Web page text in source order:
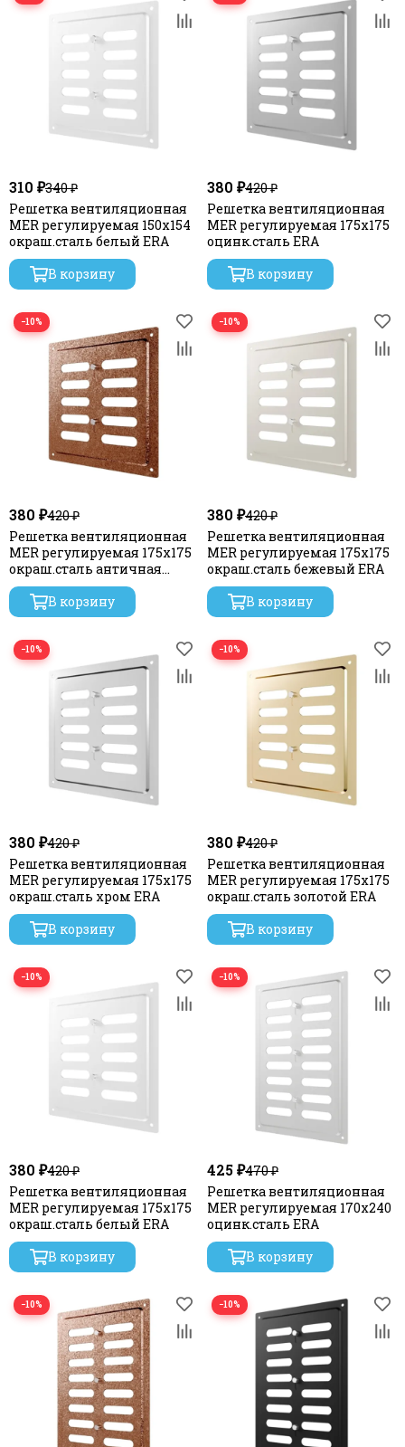
310 ₽340 ₽
Решетка вентиляционная
MER регулируемая 150x154
окраш.сталь белый ERA
В корзину
380 ₽420 ₽
Решетка вентиляционная
MER регулируемая 175х175
оцинк.сталь ERA
В корзину
−10%
380 ₽420 ₽
Решетка вентиляционная
MER регулируемая 175х175
окраш.сталь античная
медь ERA
В корзину
−10%
380 ₽420 ₽
Решетка вентиляционная
MER регулируемая 175х175
окраш.сталь бежевый ERA
В корзину
−10%
380 ₽420 ₽
Решетка вентиляционная
MER регулируемая 175х175
окраш.сталь хром ERA
В корзину
−10%
380 ₽420 ₽
Решетка вентиляционная
MER регулируемая 175х175
окраш.сталь золотой ERA
В корзину
−10%
380 ₽420 ₽
Решетка вентиляционная
MER регулируемая 175х175
окраш.сталь белый ERA
В корзину
−10%
425 ₽470 ₽
Решетка вентиляционная
MER регулируемая 170х240
оцинк.сталь ERA
В корзину
−10% −10%